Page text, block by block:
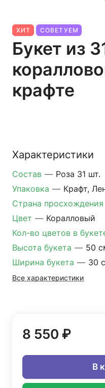
ХИТ СОВЕТУЕМ
Букет из
крафте
Характеристики
Состав — Роза 31 шт.
Упаковка — Крафт,
Страна
Цвет — Коралловый
Кол-во цветов в
Высота букета — 50
Ширина букета — 30
Все характеристики
8 550 ₽
В